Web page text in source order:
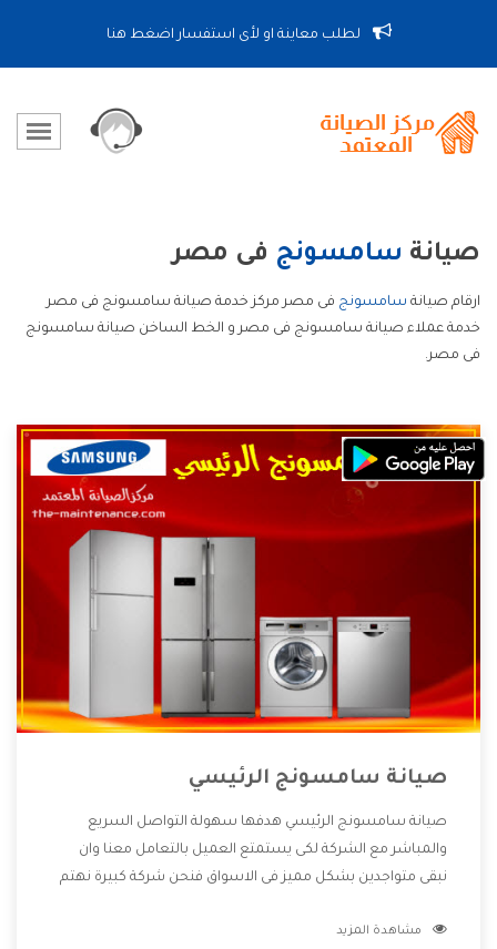
لطلب معاينة او لأى استفسار اضغط هنا
صيانة سامسونج فى مصر
ارقام صيانة سامسونج فى مصر مركز خدمة صيانة سامسونج فى مصر
خدمة عملاء صيانة سامسونج فى مصر و الخط الساخن صيانة سامسونج
فى مصر.
صيانة سامسونج الرئيسي
صيانة سامسونج الرئيسي هدفها سهولة التواصل السريع
والمباشر مع الشركة لكى يستمتع العميل بالتعامل معنا وان
نبقى متواجدين بشكل مميز فى الاسواق فنحن شركة كبيرة نهتم
الشركة بها والتى تكون منها خدمة الصيانة التى تكون من أهم
مشاهدة المزيد